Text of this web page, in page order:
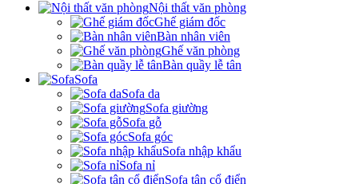
Nội thất văn phòng
Ghế giám đốc
Bàn nhân viên
Ghế văn phòng
Bàn quầy lễ tân
Sofa
Sofa da
Sofa giường
Sofa gỗ
Sofa góc
Sofa nhập khẩu
Sofa nỉ
Sofa tân cổ điển